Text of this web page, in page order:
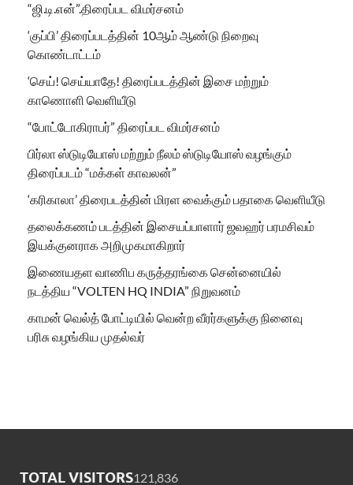
“ஜி.டி.என்”.திரைப்பட விமர்சனம்
‘குப்பி’ திரைப்படத்தின் 10ஆம் ஆண்டு நிறைவு
கொண்டாட்டம்
‘செய்! செய்யாதே! திரைப்படத்தின் இசை மற்றும்
காணொளி வெளியீடு
“போட்டோகிராபர்” திரைப்பட விமர்சனம்
பிர்லா ஸ்டுடியோஸ் மற்றும் நீலம் ஸ்டுடியோஸ் வழங்கும்
திரைப்படம் “மக்கள் காவலன்”
‘கரிகாலா’ திரைபடத்தின் மிரள வைக்கும் பதாகை வெளியீடு
தலைக்கணம் படத்தின் இசையப்பாளார் ஜவஹர் பரமசிவம்
இயக்குனராக அறிமுகமாகிறார்
இணையதள வாணிப கருத்தரங்கை சென்னையில்
நடத்திய “VOLTEN HQ INDIA” நிறுவனம்
காமன் வெல்த் போட்டியில் வென்ற வீரர்களுக்கு நினைவு
பரிசு வழங்கிய முதல்வர்
TOTAL VISITORS121,836